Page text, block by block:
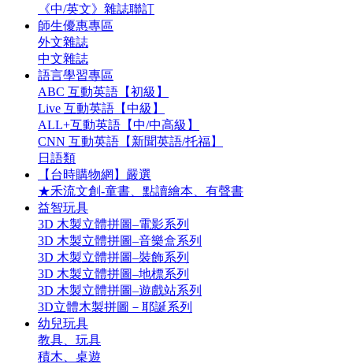
《中/英文》雜誌聯訂
師生優惠專區
外文雜誌
中文雜誌
語言學習專區
ABC 互動英語【初級】
Live 互動英語【中級】
ALL+互動英語【中/中高級】
CNN 互動英語【新聞英語/托福】
日語類
【台時購物網】嚴選
★禾流文創-童書、點讀繪本、有聲書
益智玩具
3D 木製立體拼圖–電影系列
3D 木製立體拼圖–音樂盒系列
3D 木製立體拼圖–裝飾系列
3D 木製立體拼圖–地標系列
3D 木製立體拼圖–遊戲站系列
3D立體木製拼圖－耶誕系列
幼兒玩具
教具、玩具
積木、桌遊